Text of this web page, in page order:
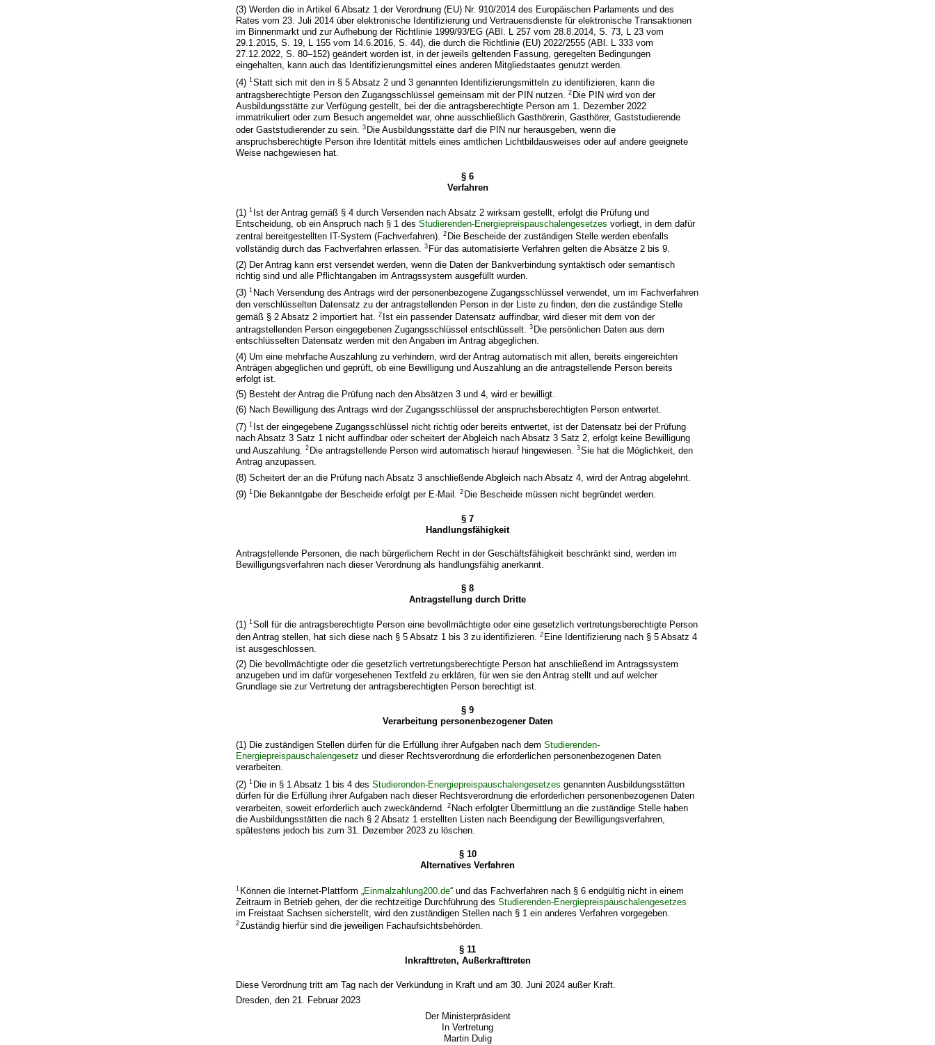
(3) Werden die in Artikel 6 Absatz 1 der Verordnung (EU) Nr. 910/2014 des Europäischen Parlaments und des
Rates vom 23. Juli 2014 über elektronische Identifizierung und Vertrauensdienste für elektronische Transaktionen
im Binnenmarkt und zur Aufhebung der Richtlinie 1999/93/EG (ABl. L 257 vom 28.8.2014, S. 73, L 23 vom
29.1.2015, S. 19, L 155 vom 14.6.2016, S. 44), die durch die Richtlinie (EU) 2022/2555 (ABl. L 333 vom
27.12.2022, S. 80–152) geändert worden ist, in der jeweils geltenden Fassung, geregelten Bedingungen
eingehalten, kann auch das Identifizierungsmittel eines anderen Mitgliedstaates genutzt werden.
(4)1 Statt sich mit den in § 5 Absatz 2 und 3 genannten Identifizierungsmitteln zu identifizieren, kann die
antragsberechtigte Person den Zugangsschlüssel gemeinsam mit der PIN nutzen.2 Die PIN wird von der
Ausbildungsstätte zur Verfügung gestellt, bei der die antragsberechtigte Person am 1. Dezember 2022
immatrikuliert oder zum Besuch angemeldet war, ohne ausschließlich Gasthörerin, Gasthörer, Gaststudierende
oder Gaststudierender zu sein.3 Die Ausbildungsstätte darf die PIN nur herausgeben, wenn die
anspruchsberechtigte Person ihre Identität mittels eines amtlichen Lichtbildausweises oder auf andere geeignete
Weise nachgewiesen hat.
§ 6
Verfahren
(1)1
Ist der Antrag gemäß § 4 durch Versenden nach Absatz 2 wirksam gestellt, erfolgt die Prüfung und
Entscheidung, ob ein Anspruch nach § 1 desStudierenden-Energiepreispauschalengesetzes vorliegt, in dem dafür
zentral bereitgestellten IT-System (Fachverfahren).2 Die Bescheide der zuständigen Stelle werden ebenfalls
vollständig durch das Fachverfahren erlassen.3 Für das automatisierte Verfahren gelten die Absätze 2 bis 9.
(2) Der Antrag kann erst versendet werden, wenn die Daten der Bankverbindung syntaktisch oder semantisch
richtig sind und alle Pflichtangaben im Antragssystem ausgefüllt wurden.
(3)1 Nach Versendung des Antrags wird der personenbezogene Zugangsschlüssel verwendet, um im Fachverfahren
den verschlüsselten Datensatz zu der antragstellenden Person in der Liste zu finden, den die zuständige Stelle
gemäß § 2 Absatz 2 importiert hat.2 Ist ein passender Datensatz auffindbar, wird dieser mit dem von der
antragstellenden Person eingegebenen Zugangsschlüssel entschlüsselt.3 Die persönlichen Daten aus dem
entschlüsselten Datensatz werden mit den Angaben im Antrag abgeglichen.
(4) Um eine mehrfache Auszahlung zu verhindern, wird der Antrag automatisch mit allen, bereits eingereichten
Anträgen abgeglichen und geprüft, ob eine Bewilligung und Auszahlung an die antragstellende Person bereits
erfolgt ist.
(5) Besteht der Antrag die Prüfung nach den Absätzen 3 und 4, wird er bewilligt.
(6) Nach Bewilligung des Antrags wird der Zugangsschlüssel der anspruchsberechtigten Person entwertet.
(7)1
Ist der eingegebene Zugangsschlüssel nicht richtig oder bereits entwertet, ist der Datensatz bei der Prüfung
nach Absatz 3 Satz 1 nicht auffindbar oder scheitert der Abgleich nach Absatz 3 Satz 2, erfolgt keine Bewilligung
und Auszahlung.2 Die antragstellende Person wird automatisch hierauf hingewiesen.3Sie hat die Möglichkeit, den
Antrag anzupassen.
(8) Scheitert der an die Prüfung nach Absatz 3 anschließende Abgleich nach Absatz 4, wird der Antrag abgelehnt.
(9)1 Die Bekanntgabe der Bescheide erfolgt per E-Mail.2 Die Bescheide müssen nicht begründet werden.
§ 7
Handlungsfähigkeit
Antragstellende Personen, die nach bürgerlichem Recht in der Geschäftsfähigkeit beschränkt sind, werden im
Bewilligungsverfahren nach dieser Verordnung als handlungsfähig anerkannt.
§ 8
Antragstellung durch Dritte
(1)1Soll für die antragsberechtigte Person eine bevollmächtigte oder eine gesetzlich vertretungsberechtigte Person
den Antrag stellen, hat sich diese nach § 5 Absatz 1 bis 3 zu identifizieren.2 Eine Identifizierung nach § 5 Absatz 4
ist ausgeschlossen.
(2) Die bevollmächtigte oder die gesetzlich vertretungsberechtigte Person hat anschließend im Antragssystem
anzugeben und im dafür vorgesehenen Textfeld zu erklären, für wen sie den Antrag stellt und auf welcher
Grundlage sie zur Vertretung der antragsberechtigten Person berechtigt ist.
§ 9
Verarbeitung personenbezogener Daten
(1) Die zuständigen Stellen dürfen für die Erfüllung ihrer Aufgaben nach demStudierenden-
Energiepreispauschalengesetz und dieser Rechtsverordnung die erforderlichen personenbezogenen Daten
verarbeiten.
(2)1 Die in § 1 Absatz 1 bis 4 desStudierenden-Energiepreispauschalengesetzes genannten Ausbildungsstätten
dürfen für die Erfüllung ihrer Aufgaben nach dieser Rechtsverordnung die erforderlichen personenbezogenen Daten
verarbeiten, soweit erforderlich auch zweckändernd.2 Nach erfolgter Übermittlung an die zuständige Stelle haben
die Ausbildungsstätten die nach § 2 Absatz 1 erstellten Listen nach Beendigung der Bewilligungsverfahren,
spätestens jedoch bis zum 31. Dezember 2023 zu löschen.
§ 10
Alternatives Verfahren
1 Können die Internet-Plattform „ Einmalzahlung200.de“ und das Fachverfahren nach § 6 endgültig nicht in einem
Zeitraum in Betrieb gehen, der die rechtzeitige Durchführung desStudierenden-Energiepreispauschalengesetzes
im Freistaat Sachsen sicherstellt, wird den zuständigen Stellen nach § 1 ein anderes Verfahren vorgegeben.
2Zuständig hierfür sind die jeweiligen Fachaufsichtsbehörden.
§ 11
Inkrafttreten, Außerkrafttreten
Diese Verordnung tritt am Tag nach der Verkündung in Kraft und am 30. Juni 2024 außer Kraft.
Dresden, den 21. Februar 2023
Der Ministerpräsident
In Vertretung
Martin Dulig